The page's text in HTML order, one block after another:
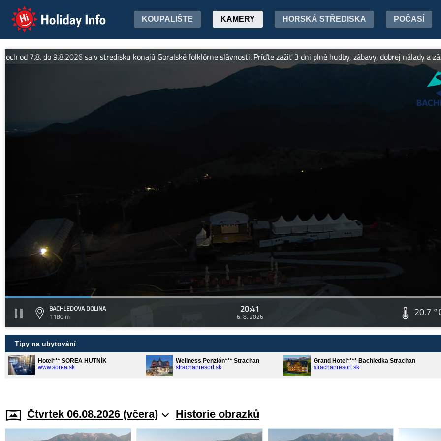
Holiday Info KOUPALIŠTE KAMERY HORSKÁ STŘEDISKA POČASÍ
7.8. do 9.8.2026 sa v stredisku konajú Goralské folklórne slávnosti. Príďte zažiť 3 dni plné hudby, zábavy, dobrej nálady a
BACHLEDOVA DOLINA
1180 m
20:41
6. 8. 2026 20.7
Tipy na ubytování
Hotel*** SOREA HUTNÍK
www.sorea.sk
Wellness Penzión*** Strachan
strachanresort.sk
Grand Hotel**** Bachledka Strachan
strachanresort.sk
Čtvrtek 06.08.2026 (včera) Historie obrazků